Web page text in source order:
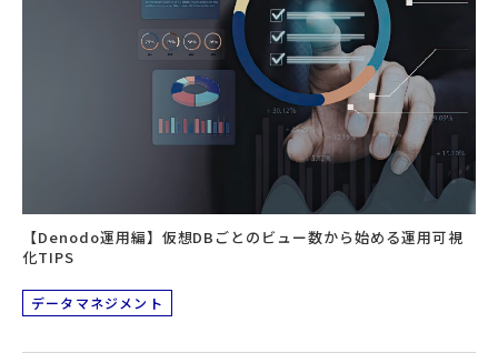
【Denodo運用編】仮想DBごとのビュー数から始める運用可視
化TIPS
データマネジメント